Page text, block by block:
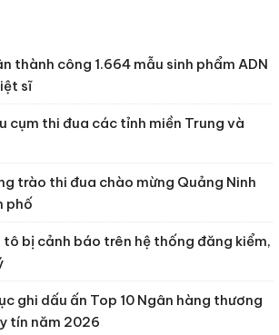
thành công 1.664 mẫu sinh phẩm ADN
sĩ
cụm thi đua các tỉnh miền Trung và
trào thi đua chào mừng Quảng Ninh
phố
tô bị cảnh báo trên hệ thống đăng kiểm,
ghi dấu ấn Top 10 Ngân hàng thương
tín năm 2026